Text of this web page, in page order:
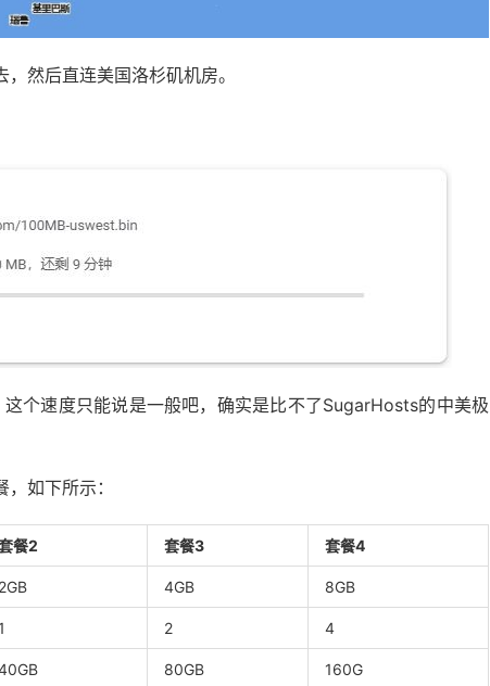
然后直连美国洛杉矶机房。
个速度只能说是一般吧，确实是比不了SugarHosts的中美极
如下所示：
餐2 套餐3 套餐4
2GB 4GB 8GB
1 2 4
80GB 160G